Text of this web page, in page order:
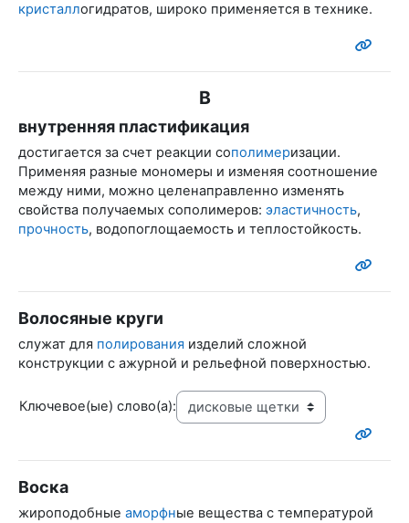
кристаллогидратов, широко применяется в технике.
В
внутренняя пластификация
достигается за счет реакции сополимеризации.
Применяя разные мономеры и изменяя соотношение
между ними, можно целенаправленно изменять
свойства получаемых сополимеров: эластичность,
прочность, водопоглощаемость и теплостойкость.
Волосяные круги
служат для полирования изделий сложной
конструкции с ажурной и рельефной поверхностью.
Ключевое(ые) слово(а):
Воска
жироподобные аморфные вещества с температурой